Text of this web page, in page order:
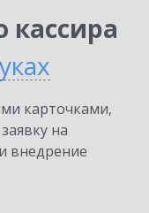
кассира
карточками,
на
внедрение